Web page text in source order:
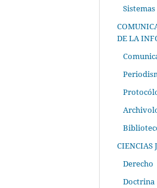
Sistemas
DE LA
CIENCIAS
Derecho
Doctrina